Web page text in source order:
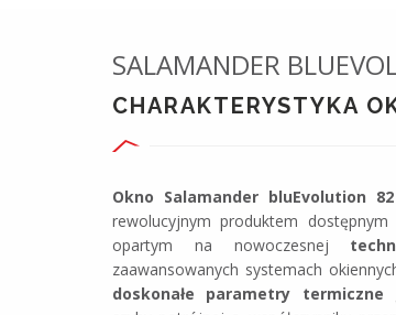
SALAMANDER
CHARAKTERYSTYKA
Okno Salamander bluEvolution
rewolucyjnym produktem
opartym na nowoczesnej
zaawansowanych systemach
doskonałe parametry termiczne